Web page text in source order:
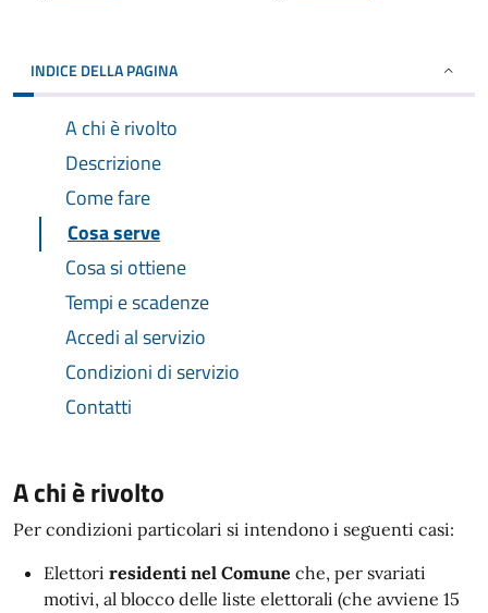
INDICE DELLA PAGINA
A chi è rivolto
Descrizione
Come fare
Cosa serve
Cosa si ottiene
Tempi e scadenze
Accedi al servizio
Condizioni di servizio
Contatti
A chi è rivolto
Per condizioni particolari si intendono i seguenti casi:
Elettori residenti nel Comune che, per svariati
motivi, al blocco delle liste elettorali (che avviene 15